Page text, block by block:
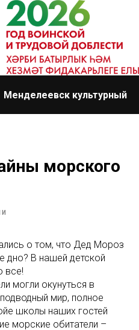
Менделеевск культурный
морского
о том, что Дед Мороз
дно? В нашей детской
все!
могли окунуться в
мир, полное
школы наших гостей
морские обитатели –